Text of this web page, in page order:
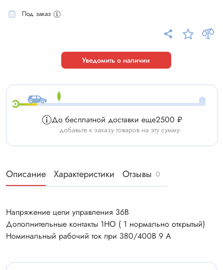
Под заказ
Уведомить о наличии
До бесплатной доставки еще2500 ₽
добавьте к заказу товаров на эту сумму
Описание Характеристики Отзывы 0
Напряжение цепи управления 36В
Дополнительные контакты 1НО ( 1 нормально открытый)
Номинальный рабочий ток при 380/400В 9 А